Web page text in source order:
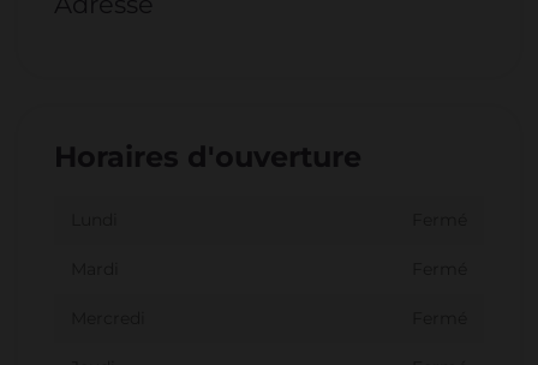
Horaires d'ouverture